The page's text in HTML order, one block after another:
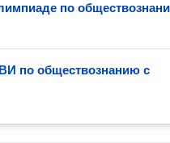
по
по обществознанию с